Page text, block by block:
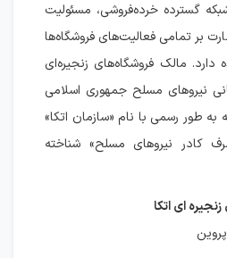
گسترده خرده‌فروشی، مسئولیت
بر تمامی فعالیت‌های فروشگاه‌ها
دارد. مالک فروشگاه‌های زنجیره‌ای
نیروهای مسلح جمهوری اسلامی
طور رسمی با نام «سازمان اتکا»
کادر نیروهای مسلح» شناخته
ای اتکا